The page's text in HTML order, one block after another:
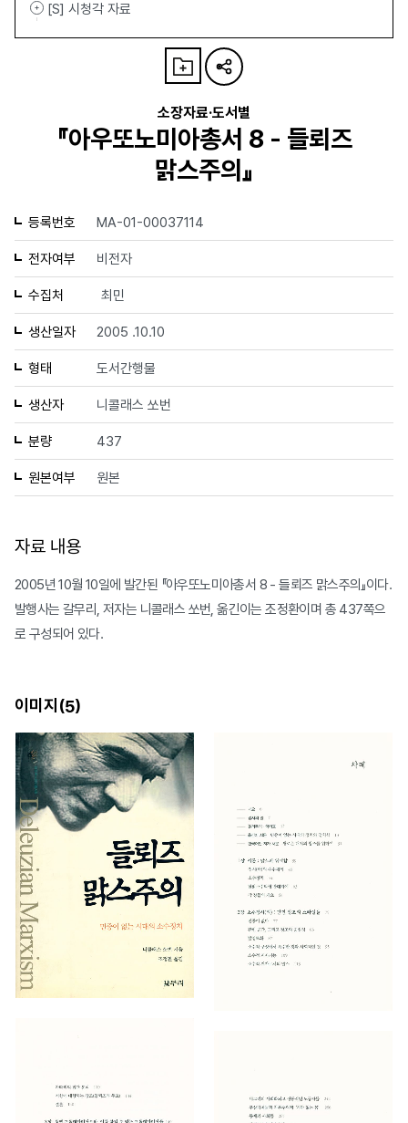
[S] 시청각 자료
소장자료·도서별
『아우또노미아총서 8 - 들뢰즈
맑스주의』
등록번호 MA-01-00037114
전자여부 비전자
수집처 최민
생산일자 2005 .10.10
형태 도서간행물
생산자 니콜래스 쏘번
분량 437
원본여부 원본
자료 내용
2005년 10월 10일에 발간된 『아우또노미아총서 8 - 들뢰즈 맑스주의』이다.
발행사는 갈무리, 저자는 니콜래스 쏘번, 옮긴이는 조정환이며 총 437쪽으
로 구성되어 있다.
이미지(5)